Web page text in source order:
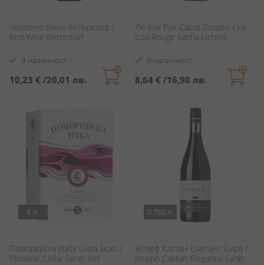
Червено Вино Бетърхалф /
Red Wine Betterhalf
В наличност
10,23 € /20,01 лв.
Ле Кок Руж Саша Лишин / Le
Coq Rouge Sacha Lichine
В наличност
8,64 € /16,90 лв.
5 л.
Поморийска Изба Сира Бокс /
Pomorie Cellar Syrah BiB
0.750 л.
Жозеф Кастан Елеганс Сира /
Joseph Castan Elegance Syrah